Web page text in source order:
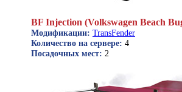
BF Injection (Volkswagen Beach
Модификации: TransFender
Количество на сервере: 4
Посадочных мест: 2